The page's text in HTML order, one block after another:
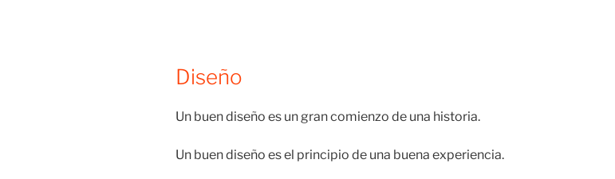
Diseño
Un buen diseño es un gran comienzo de una historia.
Un buen diseño es el principio de una buena experiencia.